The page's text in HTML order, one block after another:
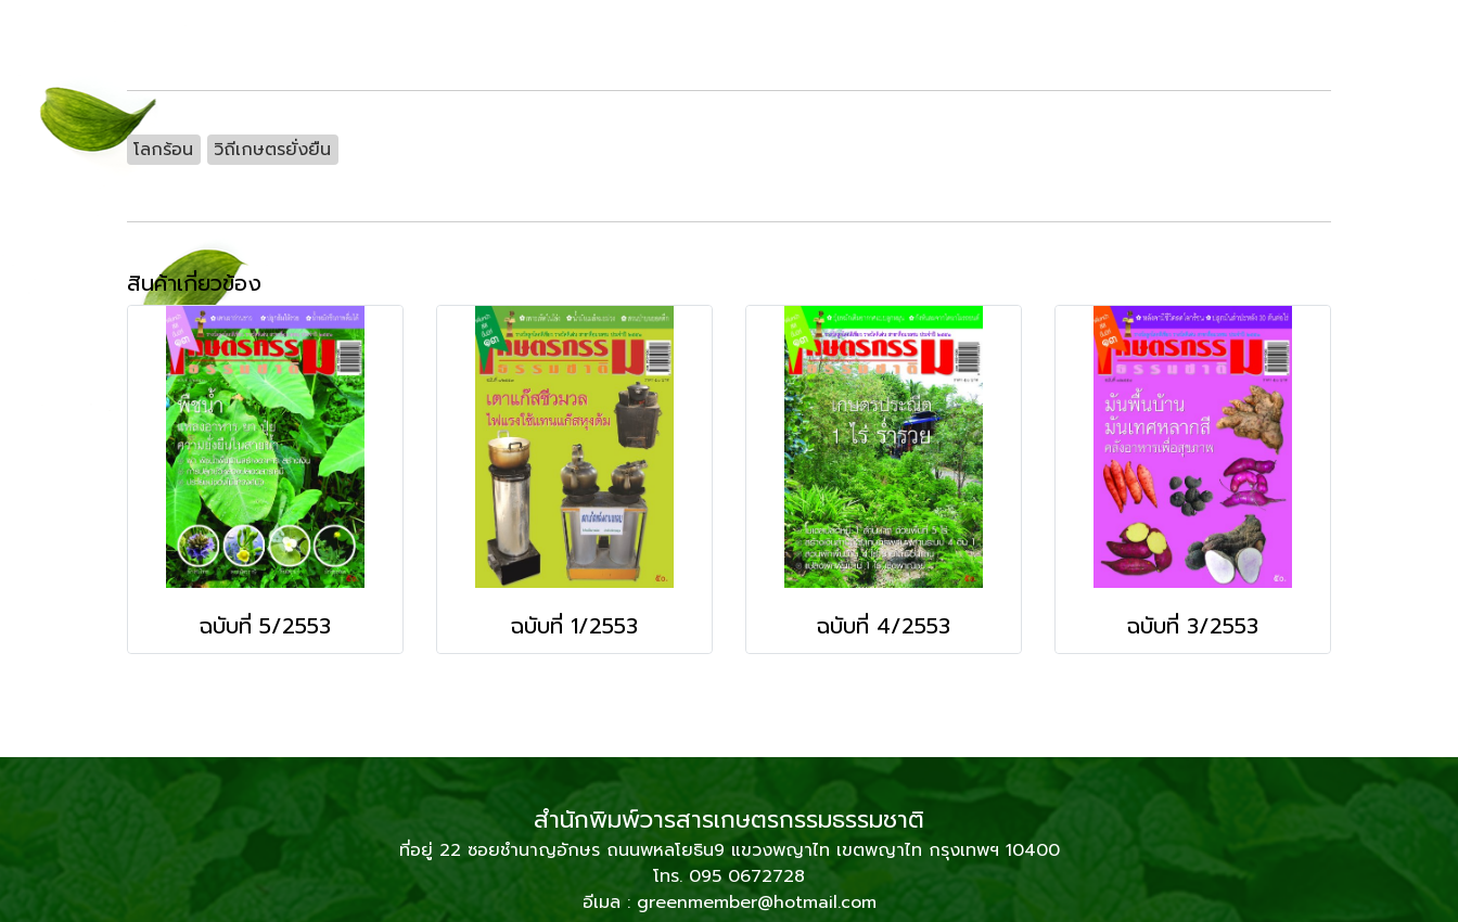
โลกร้อน วิถีเกษตรยั่งยืน
สินค้าเกี่ยวข้อง
ฉบับที่ 5/2553 ฉบับที่ 1/2553 ฉบับที่ 4/2553 ฉบับที่ 3/2553
สำนักพิมพ์วารสารเกษตรกรรมธรรมชาติ
ที่อยู่ 22 ซอยชำนาญอักษร ถนนพหลโยธิน9 แขวงพญาไท เขตพญาไท กรุงเทพฯ 10400
โทร. 095 0672728
อีเมล : greenmember@hotmail.com